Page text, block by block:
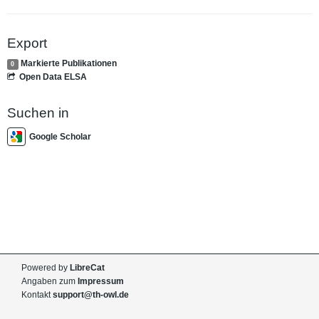
Export
0
Markierte Publikationen
Open Data ELSA
Suchen in
Google Scholar
Powered by LibreCat
Angaben zum Impressum
Kontaktsupport@th-owl.de